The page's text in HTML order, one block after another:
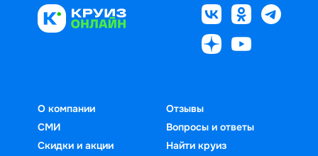
О компании
СМИ
Скидки и акции
Отзывы
Вопросы и ответы
Найти круиз